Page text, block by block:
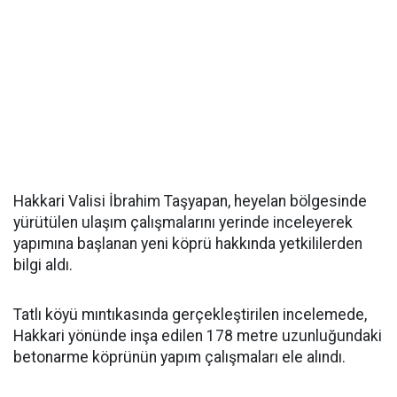
Hakkari Valisi İbrahim Taşyapan, heyelan bölgesinde
yürütülen ulaşım çalışmalarını yerinde inceleyerek
yapımına başlanan yeni köprü hakkında yetkililerden
bilgi aldı.
Tatlı köyü mıntıkasında gerçekleştirilen incelemede,
Hakkari yönünde inşa edilen 178 metre uzunluğundaki
betonarme köprünün yapım çalışmaları ele alındı.